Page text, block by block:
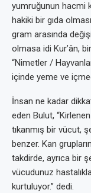
yumruğunun hacmi
hakiki bir gıda
gram arasında
olmasa idi Kur’ân,
“Nimetler /
içinde yeme ve
İnsan ne kadar
eden Bulut, “Kirlenen
tıkanmış bir vücut,
benzer. Kan
takdirde, ayrıca bir
vücudunuz
kurtuluyor.” dedi.